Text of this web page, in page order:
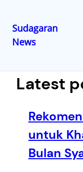
Lewati
Sudagaran
News
Latest
untuk
Bulan